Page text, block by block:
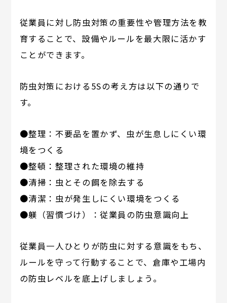
従業員に対し防虫対策の重要性や管理方法を教
育することで、設備やルールを最大限に活かす
ことができます。
防虫対策における5Sの考え方は以下の通りで
す。
●整理：不要品を置かず、虫が生息しにくい環
境をつくる
●整頓：整理された環境の維持
●清掃：虫とその餌を除去する
●清潔：虫が発生しにくい環境をつくる
●躾（習慣づけ）：従業員の防虫意識向上
従業員一人ひとりが防虫に対する意識をもち、
ルールを守って行動することで、倉庫や工場内
の防虫レベルを底上げしましょう。